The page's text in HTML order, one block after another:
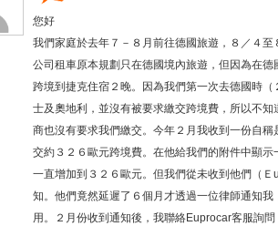
您好
我們家庭於去年７－８月前往德國旅遊，８／４至
公司租車原本規劃只在德國境內旅遊，但因為在
跨境到捷克住宿２晚。因為我們第一次去德國時
士及奧地利，並沒有被要求繳交跨境費，所以不
商也沒有要求我們繳交。今年２月我收到一份自
交約３２６歐元跨境費。在他給我們的附件中顯
一直增加到３２６歐元。但我們從未收到他們（
知。他們竟然延遲了６個月才透過一位律師通知
用。２月份收到通知後，我聯絡Euprocar客服詢